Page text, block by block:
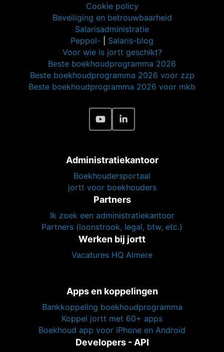
Cookie policy
Beveiliging en betrouwbaarheid
Salarisadministratie
Peppol-
Salaris-blog
Voor wie is jortt geschikt?
Beste boekhoudprogramma 2026
Beste boekhoudprogramma 2026 voor zzp
Beste boekhoudprogramma 2026 voor mkb
Administratiekantoor
Boekhoudersportaal
jortt voor boekhouders
Partners
Ik zoek een administratiekantoor
Partners (loonstrook, legal, btw, etc.)
Werken bij jortt
Vacatures HQ Almere
Apps en koppelingen
Bankkoppeling boekhoudprogramma
Koppel jortt met 60+ apps
Boekhoud app voor iPhone en Android
Developers - API